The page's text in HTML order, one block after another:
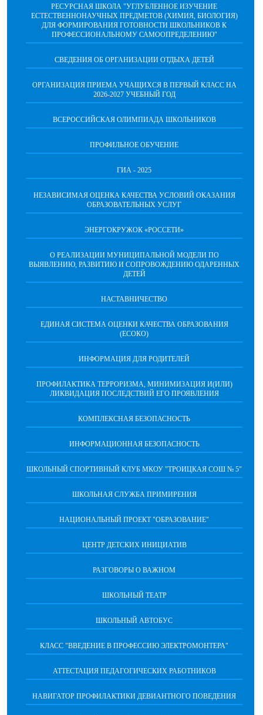
РЕСУРСНАЯ ШКОЛА "УГЛУБЛЕННОЕ ИЗУЧЕНИЕ
ЕСТЕСТВЕННОНАУЧНЫХ ПРЕДМЕТОВ (ХИМИЯ, БИОЛОГИЯ)
ДЛЯ ФОРМИРОВАНИЯ ГОТОВНОСТИ ШКОЛЬНИКОВ К
ПРОФЕССИОНАЛЬНОМУ САМООПРЕДЕЛЕНИЮ"
СВЕДЕНИЯ ОБ ОРГАНИЗАЦИИ ОТДЫХА ДЕТЕЙ
ОРГАНИЗАЦИЯ ПРИЕМА УЧАЩИХСЯ В ПЕРВЫЙ КЛАСС НА
2026-2027 УЧЕБНЫЙ ГОД
ВСЕРОССИЙСКАЯ ОЛИМПИАДА ШКОЛЬНИКОВ
ПРОФИЛЬНОЕ ОБУЧЕНИЕ
ГИА - 2025
НЕЗАВИСИМАЯ ОЦЕНКА КАЧЕСТВА УСЛОВИЙ ОКАЗАНИЯ
ОБРАЗОВАТЕЛЬНЫХ УСЛУГ
ЭНЕРГОКРУЖОК «РОССЕТИ»
О РЕАЛИЗАЦИИ МУНИЦИПАЛЬНОЙ МОДЕЛИ ПО
ВЫЯВЛЕНИЮ, РАЗВИТИЮ И СОПРОВОЖДЕНИЮ ОДАРЕННЫХ
ДЕТЕЙ
НАСТАВНИЧЕСТВО
ЕДИНАЯ СИСТЕМА ОЦЕНКИ КАЧЕСТВА ОБРАЗОВАНИЯ
(ЕСОКО)
ИНФОРМАЦИЯ ДЛЯ РОДИТЕЛЕЙ
ПРОФИЛАКТИКА ТЕРРОРИЗМА, МИНИМИЗАЦИЯ И(ИЛИ)
ЛИКВИДАЦИЯ ПОСЛЕДСТВИЙ ЕГО ПРОЯВЛЕНИЯ
КОМПЛЕКСНАЯ БЕЗОПАСНОСТЬ
ИНФОРМАЦИОННАЯ БЕЗОПАСНОСТЬ
ШКОЛЬНЫЙ СПОРТИВНЫЙ КЛУБ МКОУ "ТРОИЦКАЯ СОШ № 5"
ШКОЛЬНАЯ СЛУЖБА ПРИМИРЕНИЯ
НАЦИОНАЛЬНЫЙ ПРОЕКТ "ОБРАЗОВАНИЕ"
ЦЕНТР ДЕТСКИХ ИНИЦИАТИВ
РАЗГОВОРЫ О ВАЖНОМ
ШКОЛЬНЫЙ ТЕАТР
ШКОЛЬНЫЙ АВТОБУС
КЛАСС "ВВЕДЕНИЕ В ПРОФЕССИЮ ЭЛЕКТРОМОНТЕРА"
АТТЕСТАЦИЯ ПЕДАГОГИЧЕСКИХ РАБОТНИКОВ
НАВИГАТОР ПРОФИЛАКТИКИ ДЕВИАНТНОГО ПОВЕДЕНИЯ